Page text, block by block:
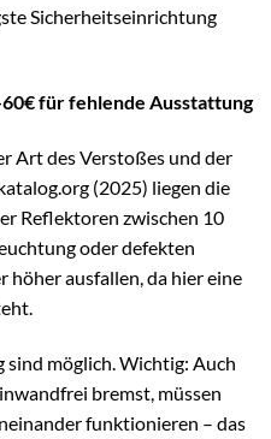
Sicherheitseinrichtung
für fehlende Ausstattung
Art des Verstoßes und der
(2025) liegen die
Reflektoren zwischen 10
oder defekten
höher ausfallen, da hier eine
möglich. Wichtig: Auch
bremst, müssen
funktionieren – das